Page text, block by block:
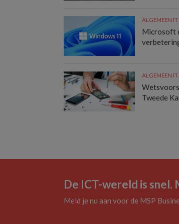
ALGEMEEN
Microsoft
ALGEMEEN
Tweede
De ICT-wereld is snel.
Meld je nu aan voor de MSP